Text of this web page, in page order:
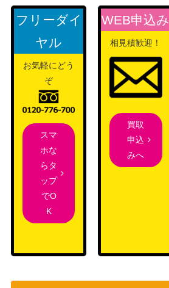
[Foil] 荒廃のドラゴン、スキジリクス/
Skithiryx, the Blight Dragon 147 ハロ
ー・フォイル [MUL] 《日》
(047)陰謀の解明者/Conspiracy Unrav
eler[MKM]《日》
邪悪な岩屋/Unholy Grotto [ONS]
《日》
[Foil] 敵対するもの、オブ・ニクシリ
ス / Ob Nixilis, the Adversary [SNC]
《日》
フリーダイ
ヤル
お気軽にどう
ぞ
スマ
ホな
らタ
ップ
でO
K
WEB申込み
相見積歓迎！
買取
申込
みへ